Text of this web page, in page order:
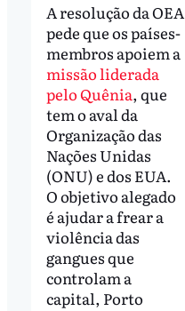
A resolução da OEA
pede que os países-
membros apoiem a
missão liderada
pelo Quênia, que
tem o aval da
Organização das
Nações Unidas
(ONU) e dos EUA.
O objetivo alegado
é ajudar a frear a
violência das
gangues que
controlam a
capital, Porto